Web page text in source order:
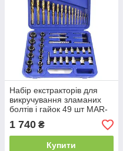
Набір екстракторів для
викручування зламаних
болтів і гайок 49 шт MAR-
POL M58663
1 740 ₴
Купити